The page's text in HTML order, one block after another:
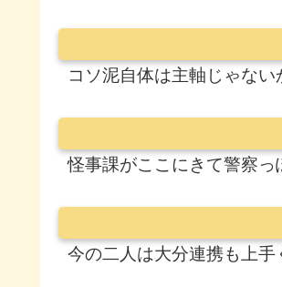
コソ泥自体は主軸じゃな
怪事課がここにきて警察
今の二人は大分連携も上